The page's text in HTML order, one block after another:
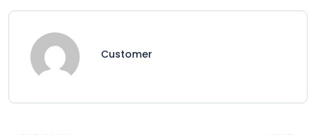
Customer